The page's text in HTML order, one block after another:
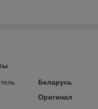
Беларусь
Оригинал